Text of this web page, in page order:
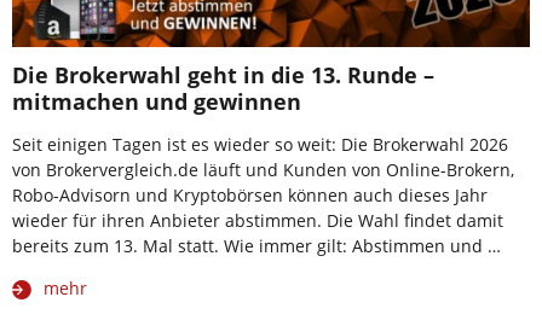
Die Brokerwahl geht in die 13. Runde –
mitmachen und gewinnen
Seit einigen Tagen ist es wieder so weit: Die Brokerwahl 2026
von Brokervergleich.de läuft und Kunden von Online-Brokern,
Robo-Advisorn und Kryptobörsen können auch dieses Jahr
wieder für ihren Anbieter abstimmen. Die Wahl findet damit
bereits zum 13. Mal statt. Wie immer gilt: Abstimmen und …
mehr